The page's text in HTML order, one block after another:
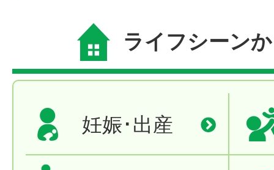
ライフシーン
妊娠･出産